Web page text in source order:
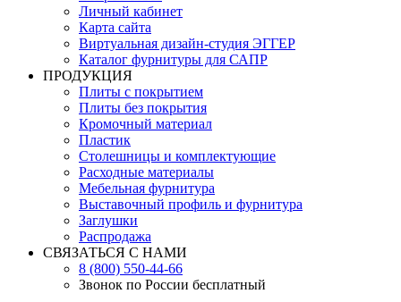
Личный кабинет
Карта сайта
Виртуальная дизайн-студия ЭГГЕР
Каталог фурнитуры для САПР
ПРОДУКЦИЯ
Плиты с покрытием
Плиты без покрытия
Кромочный материал
Пластик
Столешницы и комплектующие
Расходные материалы
Мебельная фурнитура
Выставочный профиль и фурнитура
Заглушки
Распродажа
СВЯЗАТЬСЯ С НАМИ
8 (800) 550-44-66
Звонок по России бесплатный